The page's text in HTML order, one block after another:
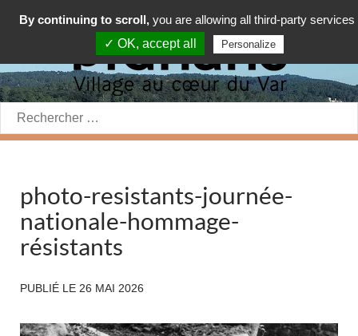
Rechercher:
photo-resistants-journée-
nationale-hommage-
résistants
PUBLIÉ LE 26 MAI 2026
By continuing to scroll, you are allowing all third-party services
✓ OK, accept all
Personalize